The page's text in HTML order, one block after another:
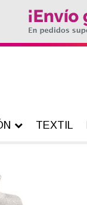
TEXTIL